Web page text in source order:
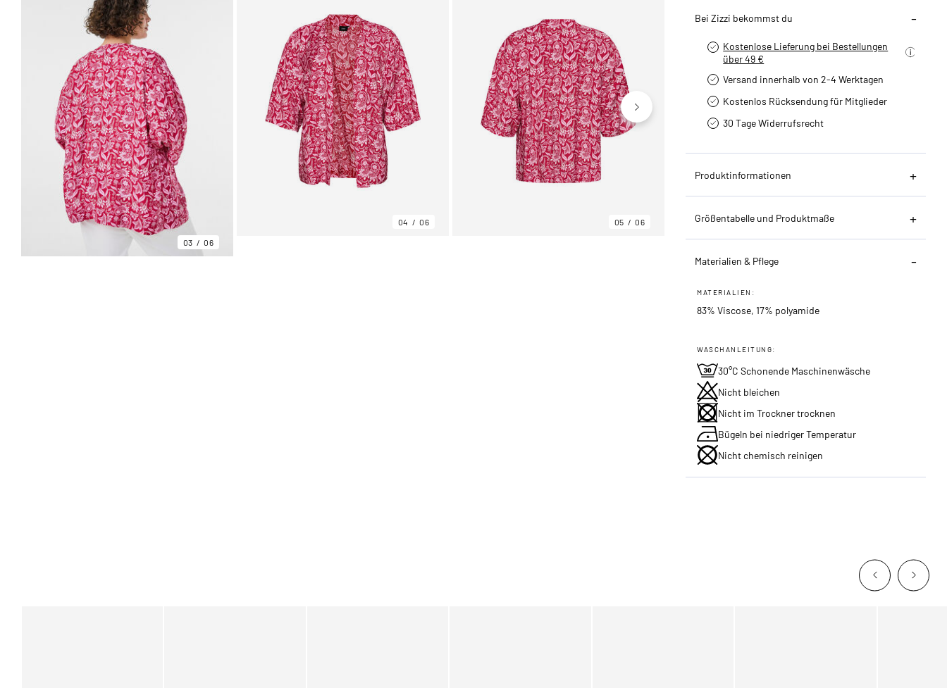
03 06
04 06 05 06 06
Bei Zizzi bekommst du
Kostenlose Lieferung bei Bestellungen
über 49 €
Versand innerhalb von 2-4 Werktagen
Kostenlos Rücksendung für Mitglieder
30 Tage Widerrufsrecht
Produktinformationen
Größentabelle und Produktmaße
Materialien & Pflege
MATERIALIEN:
83% Viscose, 17% polyamide
WASCHANLEITUNG:
30°C Schonende Maschinenwäsche
Nicht bleichen
Nicht im Trockner trocknen
Bügeln bei niedriger Temperatur
Nicht chemisch reinigen